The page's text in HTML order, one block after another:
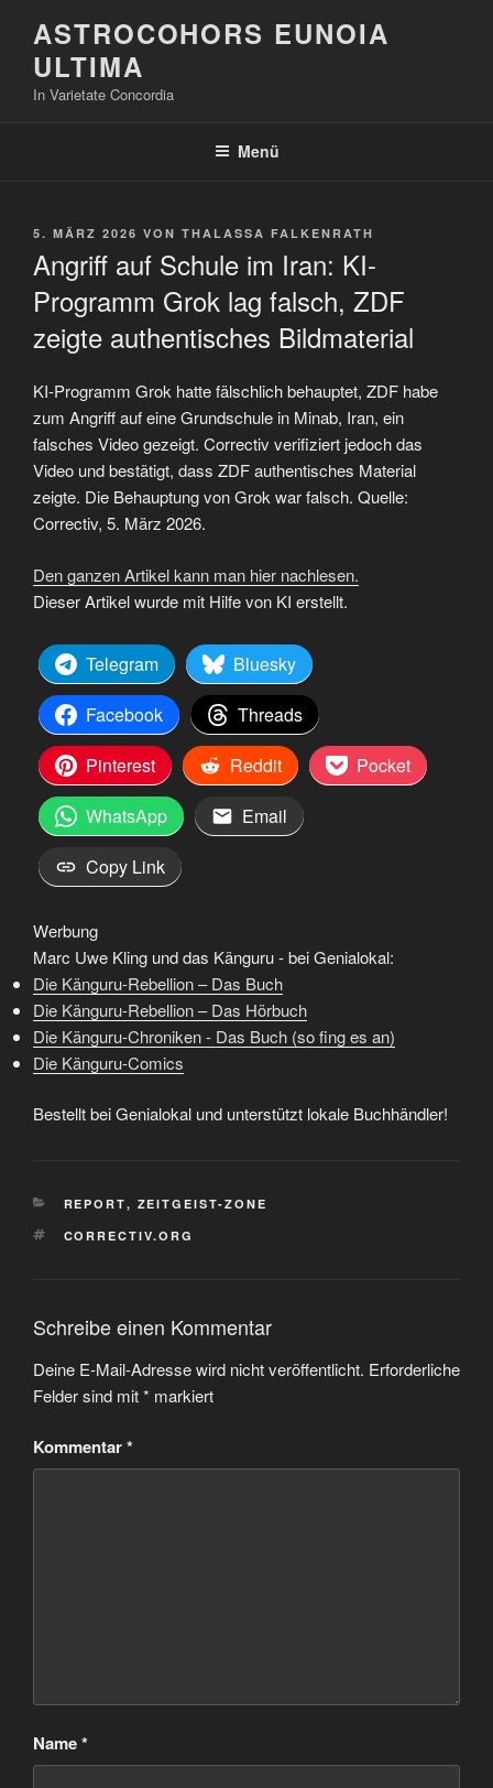
Inhalt
springen
ASTROCOHORS EUNOIA
ULTIMA
In Varietate Concordia
Menü
VERÖFFENTLICHT
5. MÄRZ 2026 VON THALASSA FALKENRATH
Angriff auf Schule im Iran: KI-
Programm Grok lag falsch, ZDF
zeigte authentisches Bildmaterial
KI-Programm Grok hatte fälschlich behauptet, ZDF habe
zum Angriff auf eine Grundschule in Minab, Iran, ein
falsches Video gezeigt. Correctiv verifiziert jedoch das
Video und bestätigt, dass ZDF authentisches Material
zeigte. Die Behauptung von Grok war falsch. Quelle:
Correctiv, 5. März 2026.
Den ganzen Artikel kann man hier nachlesen.
Dieser Artikel wurde mit Hilfe von KI erstellt.
Telegram
Bluesky
Facebook
Threads
Pinterest
Reddit
Pocket
WhatsApp
Email
Copy Link
Werbung
Marc Uwe Kling und das Känguru - bei Genialokal:
Die Känguru-Rebellion – Das Buch
Die Känguru-Rebellion – Das Hörbuch
Die Känguru-Chroniken - Das Buch (so fing es an)
Die Känguru-Comics
Bestellt bei Genialokal und unterstützt lokale Buchhändler!
KATEGORIEN
REPORT, ZEITGEIST-ZONE
SCHLAGWÖRTER
CORRECTIV.ORG
Schreibe einen Kommentar
Deine E-Mail-Adresse wird nicht veröffentlicht. Erforderliche
Felder sind mit* markiert
Kommentar*
Name*